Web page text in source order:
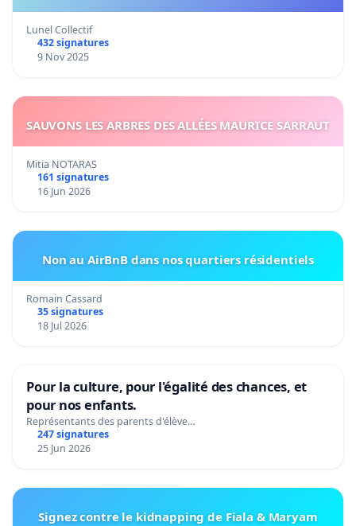
Lunel Collectif
432 signatures
9 Nov 2025
SAUVONS LES ARBRES DES ALLÉES MAURICE SARRAUT
Mitia NOTARAS
161 signatures
16 Jun 2026
Non au AirBnB dans nos quartiers résidentiels
Romain Cassard
35 signatures
18 Jul 2026
Pour la culture, pour l'égalité des chances, et
pour nos enfants.
Représentants des parents d'élève…
247 signatures
25 Jun 2026
Signez contre le kidnapping de Fiala & Maryam